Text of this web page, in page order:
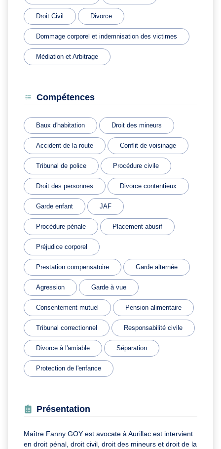
Droit Civil Divorce
Dommage corporel et indemnisation des victimes
Médiation et Arbitrage
Compétences
Baux d'habitation Droit des mineurs
Accident de la route Conflit de voisinage
Tribunal de police Procédure civile
Droit des personnes Divorce contentieux
Garde enfant JAF
Procédure pénale Placement abusif
Préjudice corporel
Prestation compensatoire Garde alternée
Agression Garde à vue
Consentement mutuel Pension alimentaire
Tribunal correctionnel Responsabilité civile
Divorce à l'amiable Séparation
Protection de l'enfance
Présentation
Maître Fanny GOY est avocate à Aurillac est intervient
en droit pénal, droit civil, droit des mineurs et droit de la